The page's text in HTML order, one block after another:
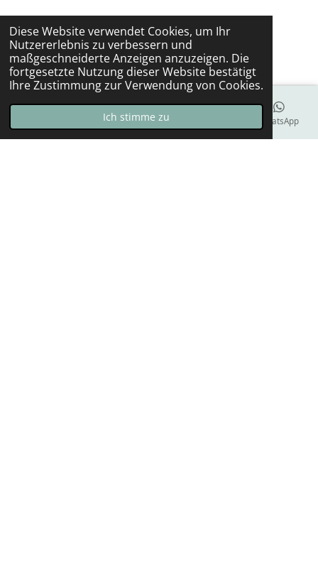
Diese Website verwendet Cookies, um Ihr
Nutzererlebnis zu verbessern und
maßgeschneiderte Anzeigen anzuzeigen. Die
fortgesetzte Nutzung dieser Website bestätigt
Ihre Zustimmung zur Verwendung von Cookies.
Ich stimme zu
e
b
o
o
k
t
a
g
r
a
m
Telefon Karte WhatsApp